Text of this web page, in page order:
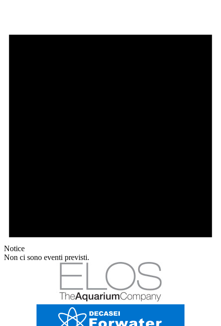
Notice
Non ci sono eventi previsti.